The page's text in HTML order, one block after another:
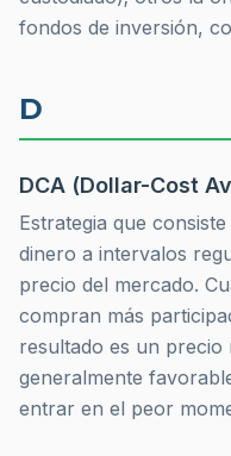
fondos de inversión,
D
DCA (Dollar-Cost
Estrategia que
dinero a intervalos
precio del mercado.
compran más
resultado es un precio
generalmente
entrar en el peor